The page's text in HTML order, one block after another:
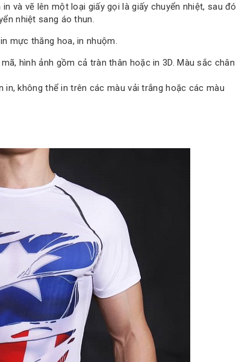
và vẽ lên một loại giấy gọi là giấy chuyển nhiệt, sau đó
nhiệt sang áo thun.
mực thăng hoa, in nhuộm.
hình ảnh gồm cả tràn thân hoặc in 3D. Màu sắc chân
không thể in trên các màu vải trắng hoặc các màu